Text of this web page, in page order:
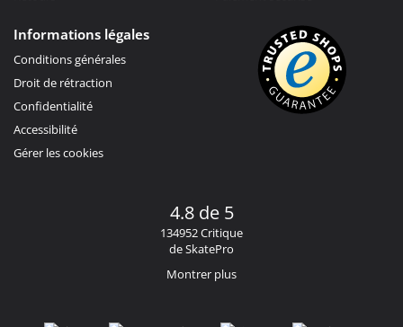
Informations légales
Conditions générales
Droit de rétraction
Confidentialité
Accessibilité
Gérer les cookies
4.8 de 5
134952 Critique
de SkatePro
Montrer plus